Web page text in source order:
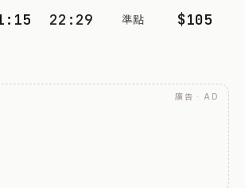
22:29 準點 $105
廣告 · AD